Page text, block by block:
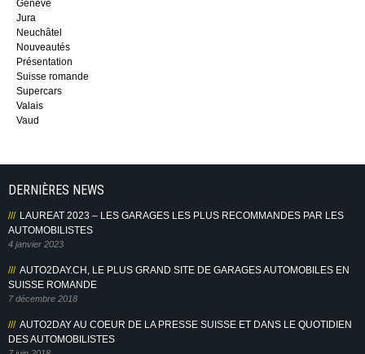
Genève
Jura
Neuchâtel
Nouveautés
Présentation
Suisse romande
Supercars
Valais
Vaud
DERNIÈRES NEWS
LAUREAT 2023 – LES GARAGES LES PLUS RECOMMANDES PAR LES
AUTOMOBILISTES
4 janvier 2023
AUTO2DAY.CH, LE PLUS GRAND SITE DE GARAGES AUTOMOBILES EN
SUISSE ROMANDE
7 décembre 2018
AUTO2DAY AU COEUR DE LA PRESSE SUISSE ET DANS LE QUOTIDIEN
DES AUTOMOBILISTES